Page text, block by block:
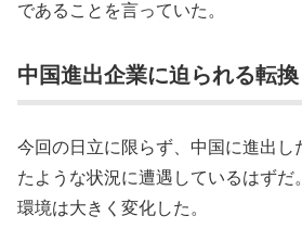
であることを言っていた。
中国進出企業に迫られる転換
今回の日立に限らず、中国に進出し
たような状況に遭遇しているはずだ
環境は大きく変化した。